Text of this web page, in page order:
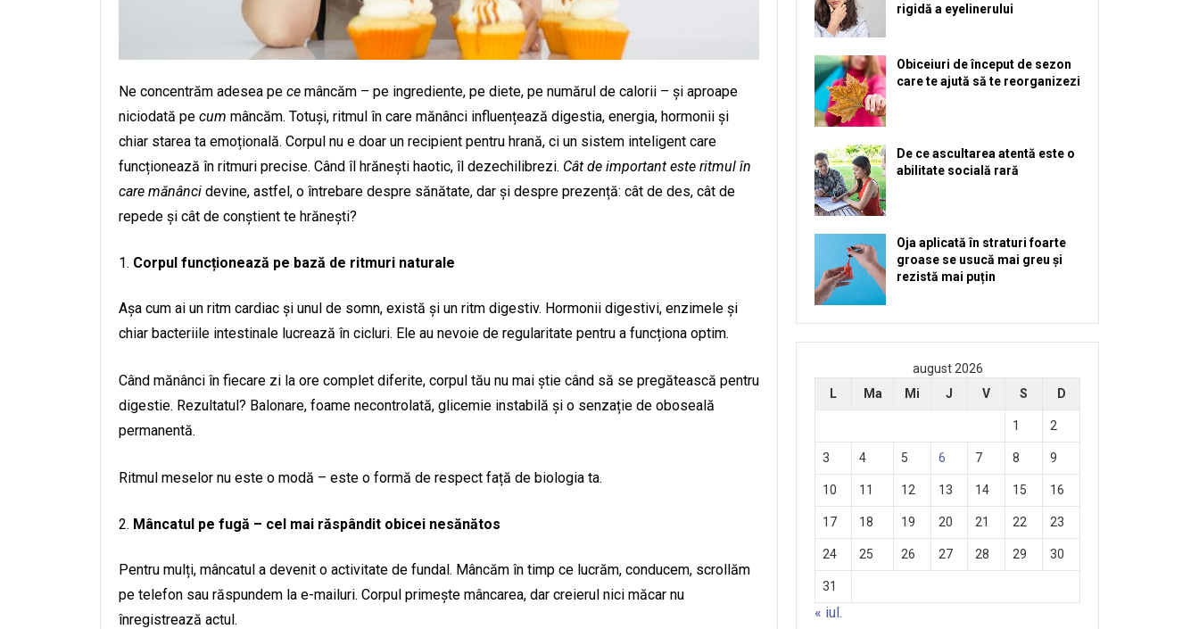
Ne concentrăm adesea pe ce mâncăm – pe ingrediente, pe diete, pe numărul de calorii – și aproape
niciodată pe cum mâncăm. Totuși, ritmul în care mănânci influențează digestia, energia, hormonii și
chiar starea ta emoțională. Corpul nu e doar un recipient pentru hrană, ci un sistem inteligent care
funcționează în ritmuri precise. Când îl hrănești haotic, îl dezechilibrezi. Cât de important este ritmul în
care mănânci devine, astfel, o întrebare despre sănătate, dar și despre prezență: cât de des, cât de
repede și cât de conștient te hrănești?
Corpul funcționează pe bază de ritmuri naturale
Așa cum ai un ritm cardiac și unul de somn, există și un ritm digestiv. Hormonii digestivi, enzimele și
chiar bacteriile intestinale lucrează în cicluri. Ele au nevoie de regularitate pentru a funcționa optim.
Când mănânci în fiecare zi la ore complet diferite, corpul tău nu mai știe când să se pregătească pentru
digestie. Rezultatul? Balonare, foame necontrolată, glicemie instabilă și o senzație de oboseală
permanentă.
Ritmul meselor nu este o modă – este o formă de respect față de biologia ta.
Mâncatul pe fugă – cel mai răspândit obicei nesănătos
Pentru mulți, mâncatul a devenit o activitate de fundal. Mâncăm în timp ce lucrăm, conducem, scrollăm
pe telefon sau răspundem la e-mailuri. Corpul primește mâncarea, dar creierul nici măcar nu
înregistrează actul.
rigidă a eyelinerului
Obiceiuri de început de sezon
care te ajută să te reorganizezi
De ce ascultarea atentă este o
abilitate socială rară
Oja aplicată în straturi foarte
groase se usucă mai greu și
rezistă mai puțin
august 2026
L
Ma Mi J V S D
1 2
3 4 5 6 7 8 9
10 11 12 13 14 15 16
17 18 19 20 21 22 23
24 25 26 27 28 29 30
31
« iul.